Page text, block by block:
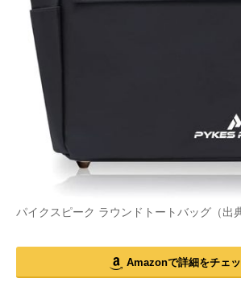
パイクスピーク ラウンドトートバッグ（出
Amazonで詳細をチェ